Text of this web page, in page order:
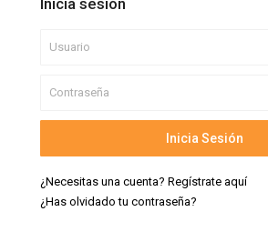
Inicia Sesión
¿Necesitas una cuenta? Regístrate aquí
¿Has olvidado tu contraseña?